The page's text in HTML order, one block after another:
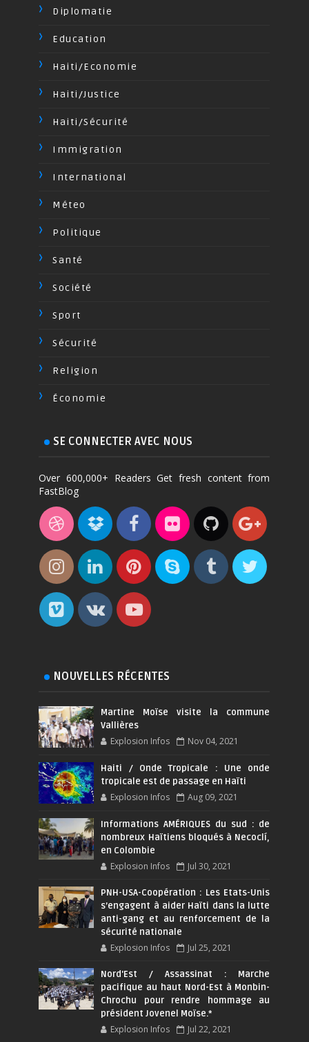
Diplomatie
Education
Haiti/Economie
Haiti/Justice
Haiti/Sécurité
Immigration
International
Méteo
Politique
Santé
Société
Sport
Sécurité
Religion
Économie
SE CONNECTER AVEC NOUS
Over 600,000+ Readers Get fresh content from
FastBlog
NOUVELLES RÉCENTES
Martine Moïse visite la commune
Vallières
Explosion Infos Nov 04, 2021
Haiti / Onde Tropicale : Une onde
tropicale est de passage en Haïti
Explosion Infos Aug 09, 2021
Informations AMÉRIQUES du sud : de
nombreux Haïtiens bloqués à Necoclí,
en Colombie
Explosion Infos Jul 30, 2021
PNH-USA-Coopération : Les Etats-Unis
s’engagent à aider Haïti dans la lutte
anti-gang et au renforcement de la
sécurité nationale
Explosion Infos Jul 25, 2021
Nord'Est / Assassinat : Marche
pacifique au haut Nord-Est à Monbin-
Chrochu pour rendre hommage au
président Jovenel Moïse.*
Explosion Infos Jul 22, 2021